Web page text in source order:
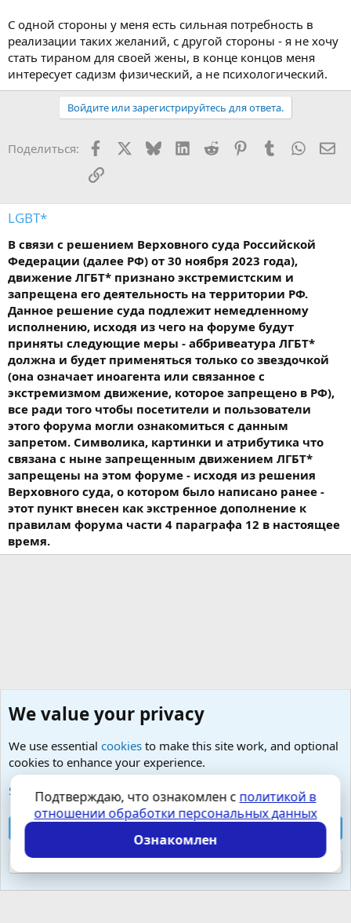
С одной стороны у меня есть сильная потребность в
реализации таких желаний, с другой стороны - я не хочу
стать тираном для своей жены, в конце концов меня
интересует садизм физический, а не психологический.
Войдите или зарегистрируйтесь для ответа.
Поделиться: Facebook BlueskyLinkedIn
Reddit PinterestTumblr
Ссылка
LGBT*
В связи с решением Верховного суда Российской
Федерации (далее РФ) от 30 ноября 2023 года),
движение ЛГБТ* признано экстремистским и
запрещена его деятельность на территории РФ.
Данное решение суда подлежит немедленному
исполнению, исходя из чего на форуме будут
приняты следующие меры - аббривеатура ЛГБТ*
должна и будет применяться только со звездочкой
(она означает иноагента или связанное с
экстремизмом движение, которое запрещено в РФ),
все ради того чтобы посетители и пользователи
этого форума могли ознакомиться с данным
запретом. Символика, картинки и атрибутика что
связана с ныне запрещенным движением ЛГБТ*
запрещены на этом форуме - исходя из решения
Верховного суда, о котором было написано ранее -
этот пункт внесен как экстренное дополнение к
правилам форума части 4 параграфа 12 в настоящее
время.
Изучение, преодоление и лечение парафилий
Cookies
Russian (RU)
Условия и правила
Политика конфиденциальности
Помощь
S
S
Локализация отXenForo.Info
We value your privacy
We use essential cookies to make this site work, and optional
cookies to enhance your experience.
See further information and configure your preferences
Reject optional cookies
Подтверждаю, что ознакомлен с политикой в
отношении обработки персональных данных
Ознакомлен